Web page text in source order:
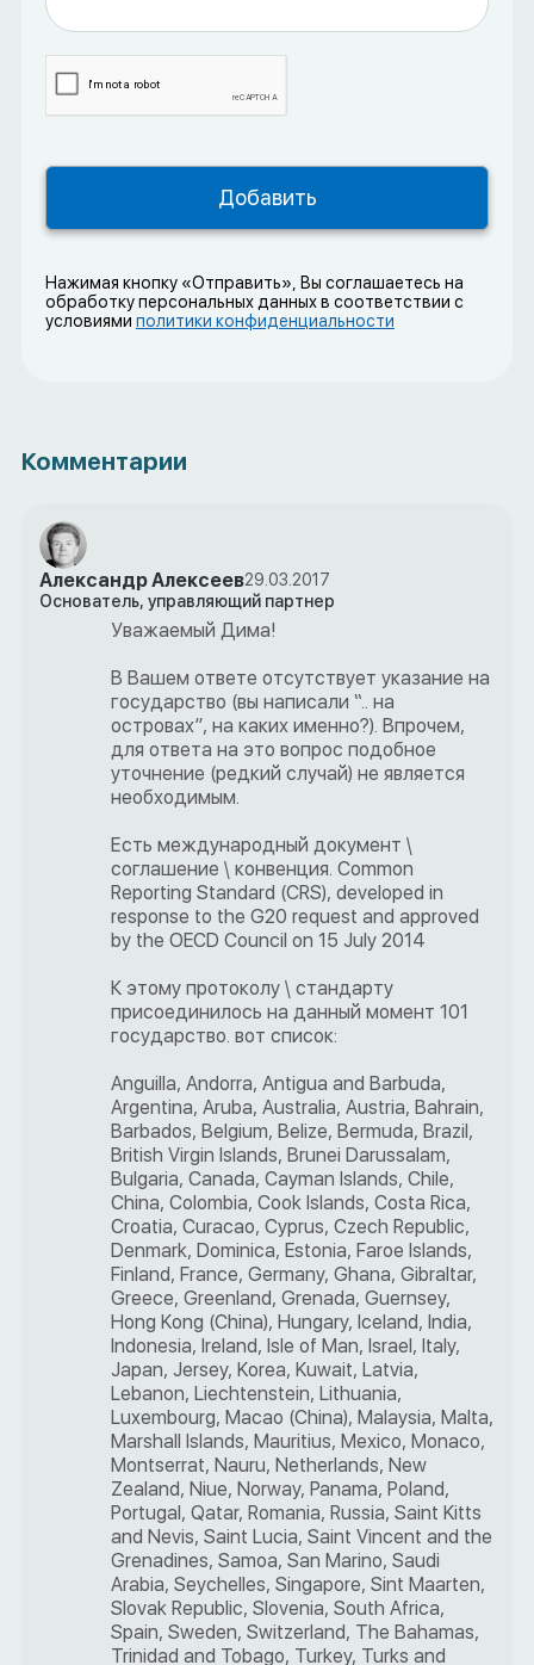
Нажимая кнопку «Отправить», Вы соглашаетесь на
обработку персональных данных в соответствии с
условиями политики конфиденциальности
Комментарии
Александр Алексеев29.03.2017
Основатель, управляющий партнер
Уважаемый Дима!
В Вашем ответе отсутствует указание на
государство (вы написали “.. на
островах”, на каких именно?). Впрочем,
для ответа на это вопрос подобное
уточнение (редкий случай) не является
необходимым.
Есть международный документ \
соглашение \ конвенция. Common
Reporting Standard (CRS), developed in
response to the G20 request and approved
by the OECD Council on 15 July 2014
К этому протоколу \ стандарту
присоединилось на данный момент 101
государство. вот список:
Anguilla, Andorra, Antigua and Barbuda,
Argentina, Aruba, Australia, Austria, Bahrain,
Barbados, Belgium, Belize, Bermuda, Brazil,
British Virgin Islands, Brunei Darussalam,
Bulgaria, Canada, Cayman Islands, Chile,
China, Colombia, Cook Islands, Costa Rica,
Croatia, Curacao, Cyprus, Czech Republic,
Denmark, Dominica, Estonia, Faroe Islands,
Finland, France, Germany, Ghana, Gibraltar,
Greece, Greenland, Grenada, Guernsey,
Hong Kong (China), Hungary, Iceland, India,
Indonesia, Ireland, Isle of Man, Israel, Italy,
Japan, Jersey, Korea, Kuwait, Latvia,
Lebanon, Liechtenstein, Lithuania,
Luxembourg, Macao (China), Malaysia, Malta,
Marshall Islands, Mauritius, Mexico, Monaco,
Montserrat, Nauru, Netherlands, New
Zealand, Niue, Norway, Panama, Poland,
Portugal, Qatar, Romania, Russia, Saint Kitts
and Nevis, Saint Lucia, Saint Vincent and the
Grenadines, Samoa, San Marino, Saudi
Arabia, Seychelles, Singapore, Sint Maarten,
Slovak Republic, Slovenia, South Africa,
Spain, Sweden, Switzerland, The Bahamas,
Trinidad and Tobago, Turkey, Turks and